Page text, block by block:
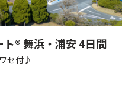
® 舞浜・浦安 4日間
セ付♪